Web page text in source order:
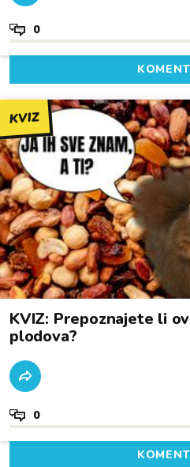
0
KVIZ
KVIZ: Prepoznajete li
plodova?
0